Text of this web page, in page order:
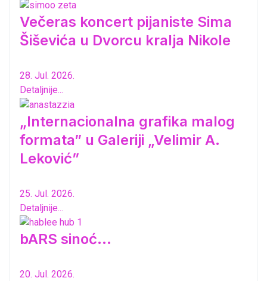
Večeras koncert pijaniste Sima
Šiševića u Dvorcu kralja Nikole
28. Jul. 2026.
Detaljnije...
„Internacionalna grafika malog
formata” u Galeriji „Velimir A.
Leković”
25. Jul. 2026.
Detaljnije...
bARS sinoć...
20. Jul. 2026.